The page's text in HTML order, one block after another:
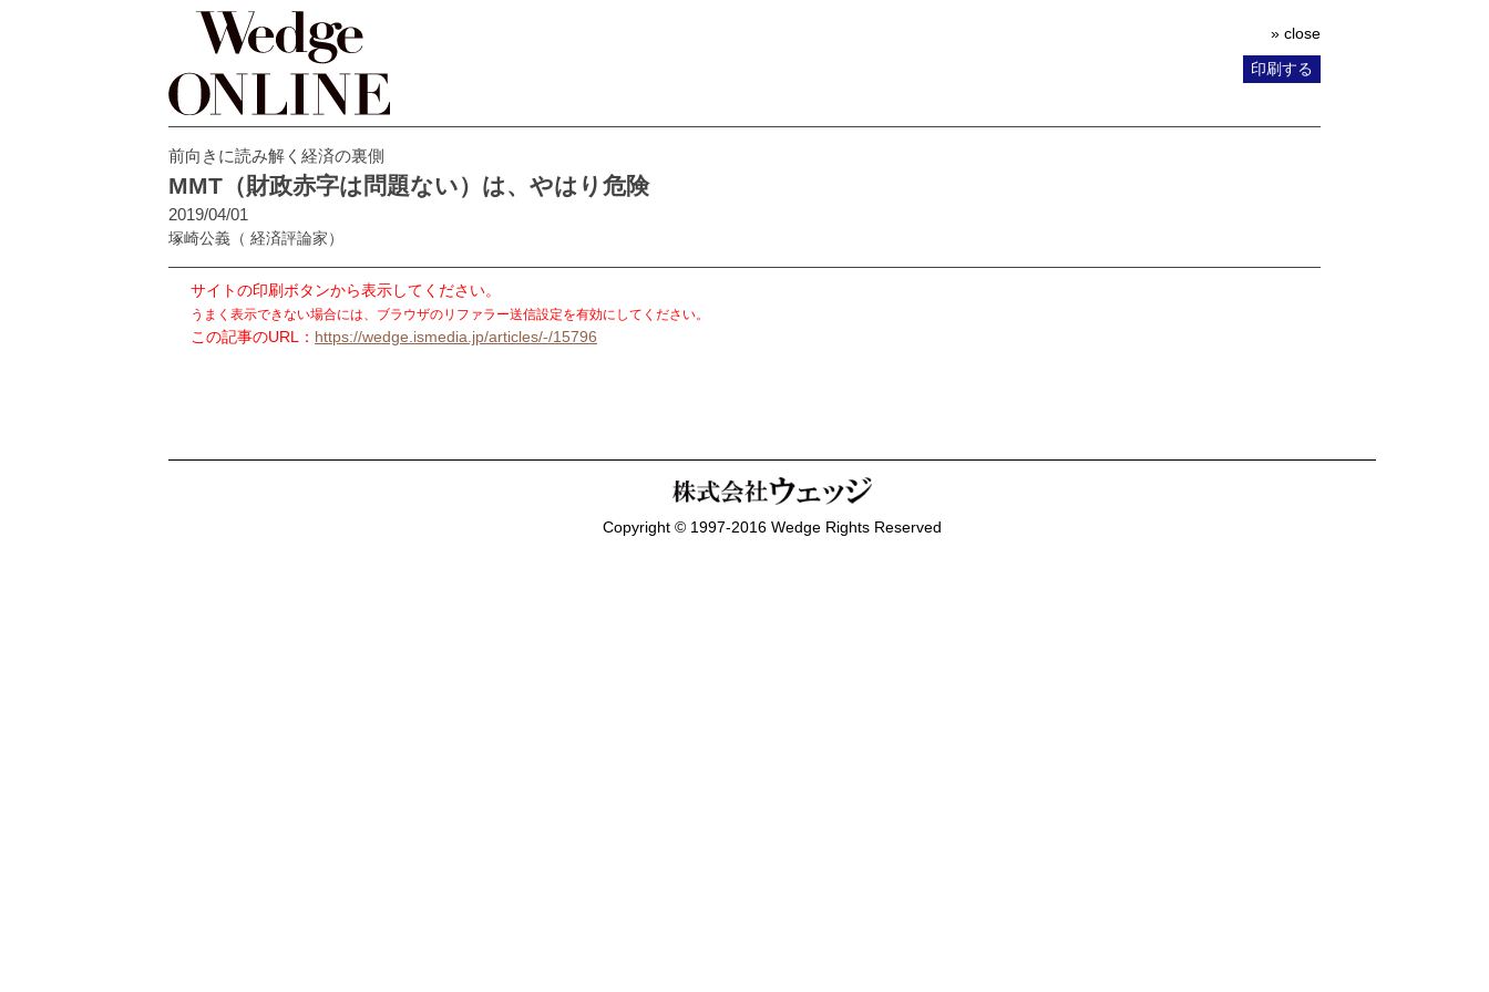
» close
印刷する
前向きに読み解く経済の裏側
MMT（財政赤字は問題ない）は、やはり危険
2019/04/01
塚崎公義 （ 経済評論家）
サイトの印刷ボタンから表示してください。
うまく表示できない場合には、ブラウザのリファラー送信設定を有効にしてください。
この記事のURL： https://wedge.ismedia.jp/articles/-/15796
Copyright © 1997-2016 Wedge Rights Reserved